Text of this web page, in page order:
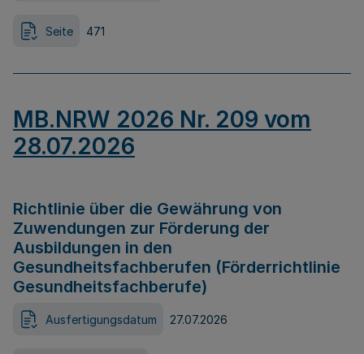
Seite 471
MB.NRW 2026 Nr. 209 vom
28.07.2026
Richtlinie über die Gewährung von
Zuwendungen zur Förderung der
Ausbildungen in den
Gesundheitsfachberufen (Förderrichtlinie
Gesundheitsfachberufe)
Ausfertigungsdatum 27.07.2026